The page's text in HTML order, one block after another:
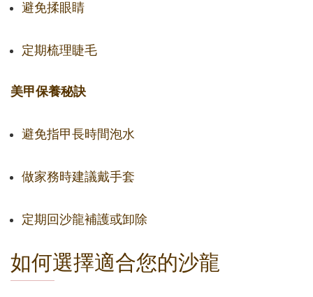
避免揉眼睛
定期梳理睫毛
美甲保養秘訣
避免指甲長時間泡水
做家務時建議戴手套
定期回沙龍補護或卸除
如何選擇適合您的沙龍